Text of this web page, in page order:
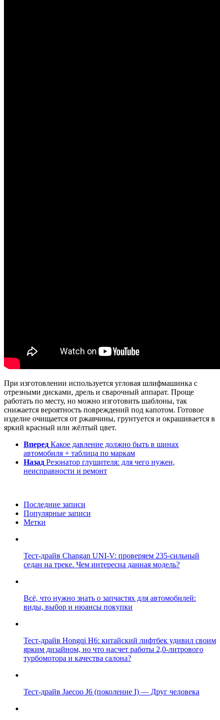
При изготовлении используется угловая шлифмашинка с
отрезными дисками, дрель и сварочный аппарат. Проще
работать по месту, но можно изготовить шаблоны, так
снижается вероятность повреждений под капотом. Готовое
изделие очищается от ржавчины, грунтуется и окрашивается в
яркий красный или жёлтый цвет.
Вперед Какое давление должно быть в шинах
автомобиля + таблица по маркам
Назад Резонатор глушителя: для чего нужен,
неисправности и ремонт
Последние записи
Популярные записи
Метки
Тест-драйв Changan UNI-V: проверяем 235-сильный
седан на треке. Чем интересна данная модель?
Всё, что нужно знать о запчастях для автомобилей:
виды, выбор и нюансы покупки
Тест-драйв Hongqi H6: китайский лифтбек удивил своим
ярким дизайном, но что насчет работы 2,0-литрового
турбомотора и качества салона?
Тест-драйв Jaecoo J6 (поколение I) — Друг человека